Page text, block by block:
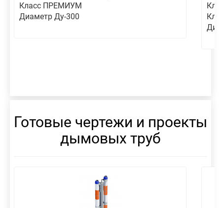
Класс ПРЕМИУМ
Диаметр Ду-300
Готовые чертежи и проекты
дымовых труб